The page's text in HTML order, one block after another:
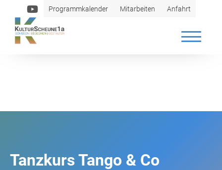
Programmkalender Mitarbeiten Anfahrt
Tanzkurs Tango & Co